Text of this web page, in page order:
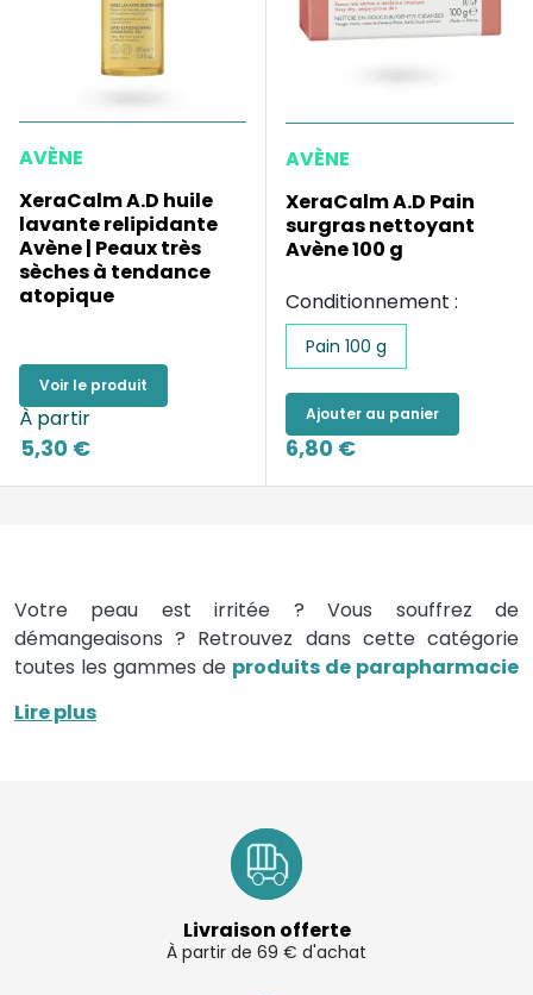
AVÈNE
XeraCalm A.D huile
lavante relipidante
Avène | Peaux très
sèches à tendance
atopique
Voir le produit
À partir
5,30 €
AVÈNE
XeraCalm A.D Pain
surgras nettoyant
Avène 100 g
Conditionnement :
Pain 100 g
Ajouter au panier
6,80 €
Votre peau est irritée ? Vous souffrez de
démangeaisons ? Retrouvez dans cette catégorie
toutes les gammes de produits de parapharmacie
éliminer les irritations cutanées.
et s’accompagnent de démangeaisons. Elles peuvent
également être associées à certaines
inflammations de la peauet l’aspect peut paraître
Lire plus
Livraison offerte
À partir de 69 € d'achat